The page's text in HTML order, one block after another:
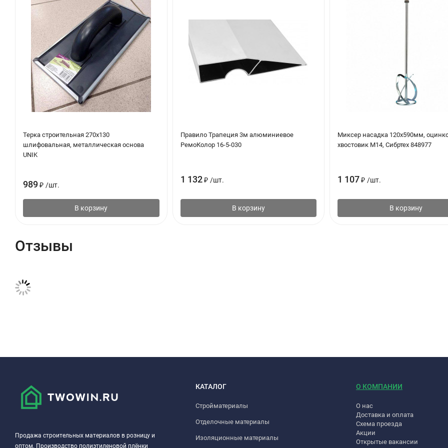
Терка строительная 270х130
шлифовальная, металлическая основа
UNIK
989₽ /шт.
В корзину
Правило Трапеция 3м алюминиевое
РемоКолор 16-5-030
1 132 ₽ /шт.
В корзину
Миксер насадка 120х590мм,
хвостовик М14, Сибртех 848977
1 107 ₽ /шт.
В корзину
Отзывы
Продажа строительных материалов в розницу и
оптом. Производство полиэтиленовой плёнки
КАТАЛОГ
Стройматериалы
Отделочные материалы
Изоляционные материалы
О КОМПАНИИ
О нас
Доставка и оплата
Схема проезда
Акции
Открытые вакансии